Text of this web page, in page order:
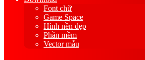
Font chữ
Game Space
Hình nền đẹp
Phần mềm
Vector mẫu